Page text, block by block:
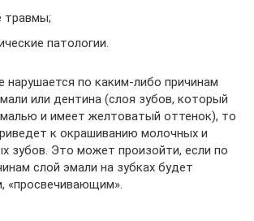
травмы;
патологии.
нарушается по каким-либо причинам
или дентина (слоя зубов, который
и имеет желтоватый оттенок), то
к окрашиванию молочных и
зубов. Это может произойти, если по
слой эмали на зубках будет
«просвечивающим».